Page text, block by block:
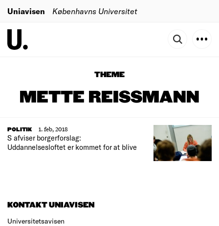
Uniavisen Københavns Universitet
THEME
METTE REISSMANN
POLITIK
1. feb, 2018
S afviser borgerforslag:
Uddannelsesloftet er kommet for at blive
KONTAKT UNIAVISEN
Universitetsavisen